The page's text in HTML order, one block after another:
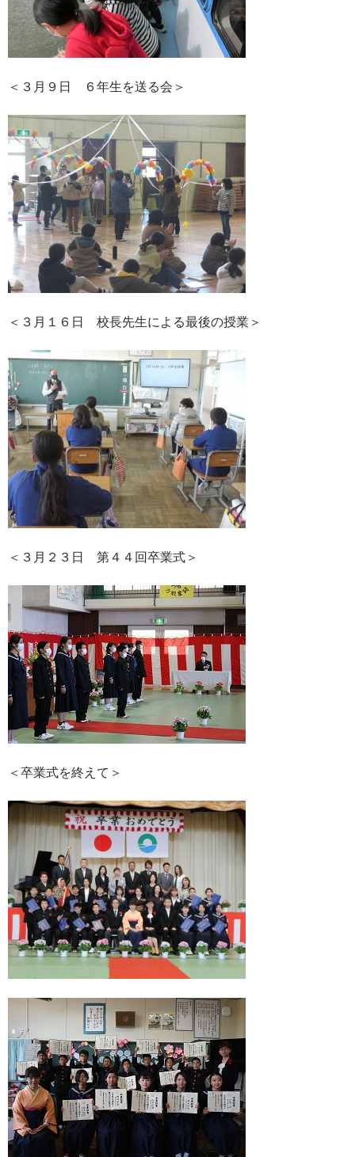
＜３月９日 ６年生を送る会＞
＜３月１６日 校長先生による最後の授業＞
＜３月２３日 第４４回卒業式＞
＜卒業式を終えて＞